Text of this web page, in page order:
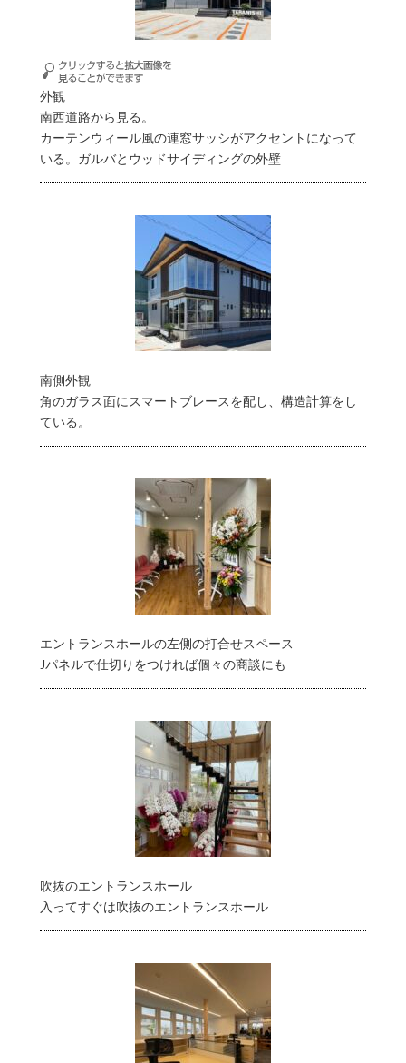
外観
南西道路から見る。
カーテンウィール風の連窓サッシがアクセントになって
いる。ガルバとウッドサイディングの外壁
南側外観
角のガラス面にスマートブレースを配し、構造計算をし
ている。
エントランスホールの左側の打合せスペース
Jパネルで仕切りをつければ個々の商談にも
吹抜のエントランスホール
入ってすぐは吹抜のエントランスホール